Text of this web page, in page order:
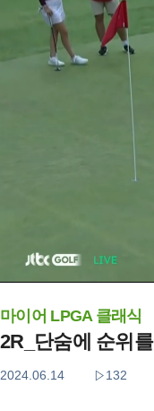
마이어 LPGA 클래식
2R_단숨에 순위
2024.06.14 132